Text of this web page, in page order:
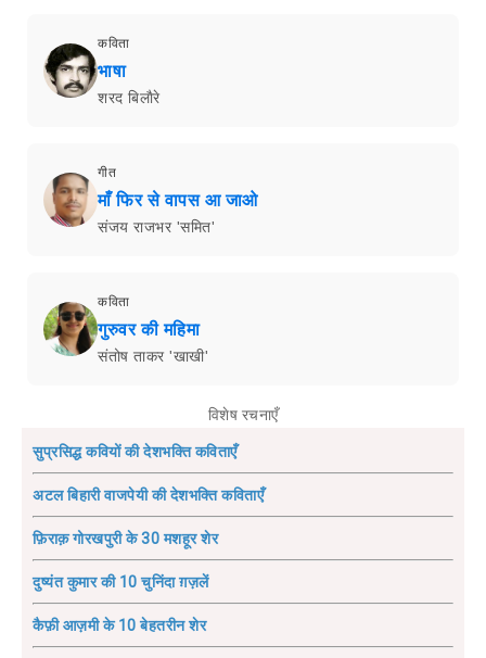
कविता
भाषा
शरद बिलाैरे
गीत
माँ फिर से वापस आ जाओ
संजय राजभर 'समित'
कविता
गुरुवर की महिमा
संतोष ताकर 'खाखी'
विशेष रचनाएँ
सुप्रसिद्ध कवियों की देशभक्ति कविताएँ
अटल बिहारी वाजपेयी की देशभक्ति कविताएँ
फ़िराक़ गोरखपुरी के 30 मशहूर शेर
दुष्यंत कुमार की 10 चुनिंदा ग़ज़लें
कैफ़ी आज़मी के 10 बेहतरीन शेर